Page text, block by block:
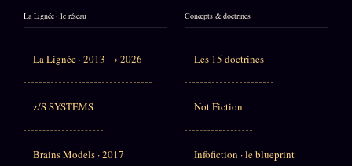
La Lignée · le réseau
La Lignée · 2013 → 2026
z/S SYSTEMS
Brains Models · 2017
Concepts & doctrines
Les 15 doctrines
Not Fiction
Infofiction · le blueprint